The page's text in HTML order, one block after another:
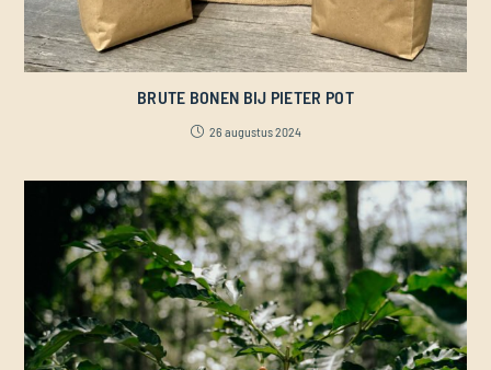
BRUTE BONEN BIJ PIETER POT
26 augustus 2024